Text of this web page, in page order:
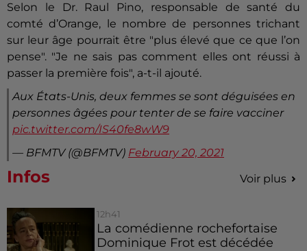
Selon le Dr. Raul Pino, responsable de santé du
comté d’Orange, le nombre de personnes trichant
sur leur âge pourrait être "plus élevé que ce que l’on
pense". "Je ne sais pas comment elles ont réussi à
passer la première fois", a-t-il ajouté.
Aux États-Unis, deux femmes se sont déguisées en
personnes âgées pour tenter de se faire vacciner
pic.twitter.com/IS40fe8wW9
— BFMTV (@BFMTV) February 20, 2021
Infos Voir plus
12h41
La comédienne rochefortaise
Dominique Frot est décédée